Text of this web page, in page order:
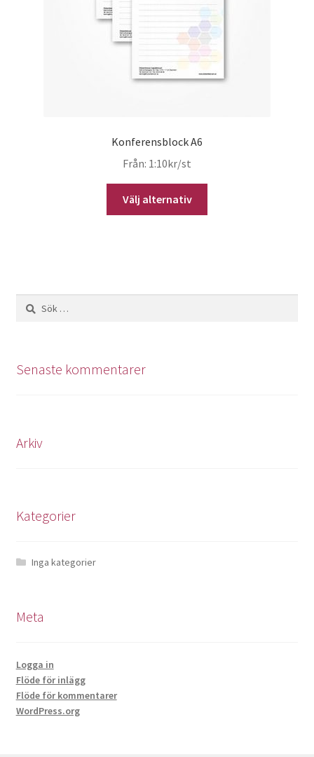
Konferensblock A6
Från: 1:10kr/st
Välj alternativ
Sök
efter:
Senaste kommentarer
Arkiv
Kategorier
Inga kategorier
Meta
Logga in
Flöde för inlägg
Flöde för kommentarer
WordPress.org